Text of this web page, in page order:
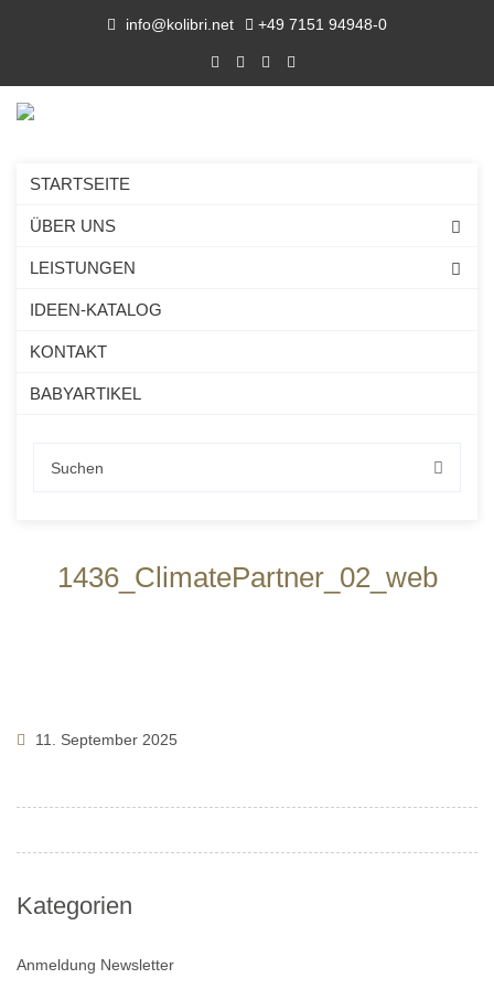
info@kolibri.net +49 7151 94948-0
STARTSEITE
ÜBER UNS
LEISTUNGEN
IDEEN-KATALOG
KONTAKT
BABYARTIKEL
1436_ClimatePartner_02_web
11. September 2025
Kategorien
Anmeldung Newsletter